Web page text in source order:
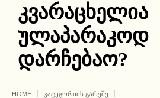
კვარაცხელია
ულაპარაკოდ
დარჩებაო?
HOME
ᲙᲐᲢᲔᲒᲝᲠᲘᲘᲡ ᲒᲐᲠᲔᲨᲔ